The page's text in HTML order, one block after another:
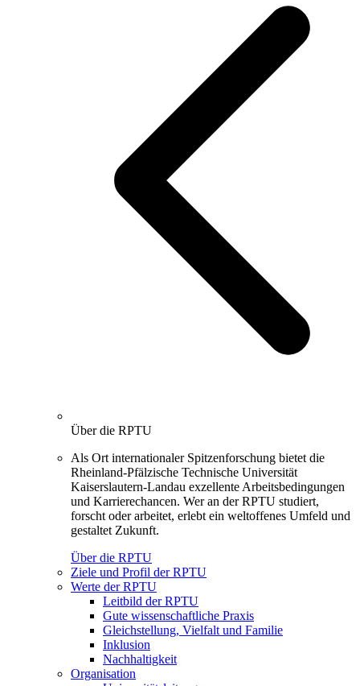
Über die RPTU
Als Ort internationaler Spitzenforschung bietet die
Rheinland-Pfälzische Technische Universität
Kaiserslautern-Landau exzellente Arbeitsbedingungen
und Karrierechancen. Wer an der RPTU studiert,
forscht oder arbeitet, erlebt ein weltoffenes Umfeld und
gestaltet Zukunft.
Über die RPTU
Ziele und Profil der RPTU
Werte der RPTU
Leitbild der RPTU
Gute wissenschaftliche Praxis
Gleichstellung, Vielfalt und Familie
Inklusion
Nachhaltigkeit
Organisation